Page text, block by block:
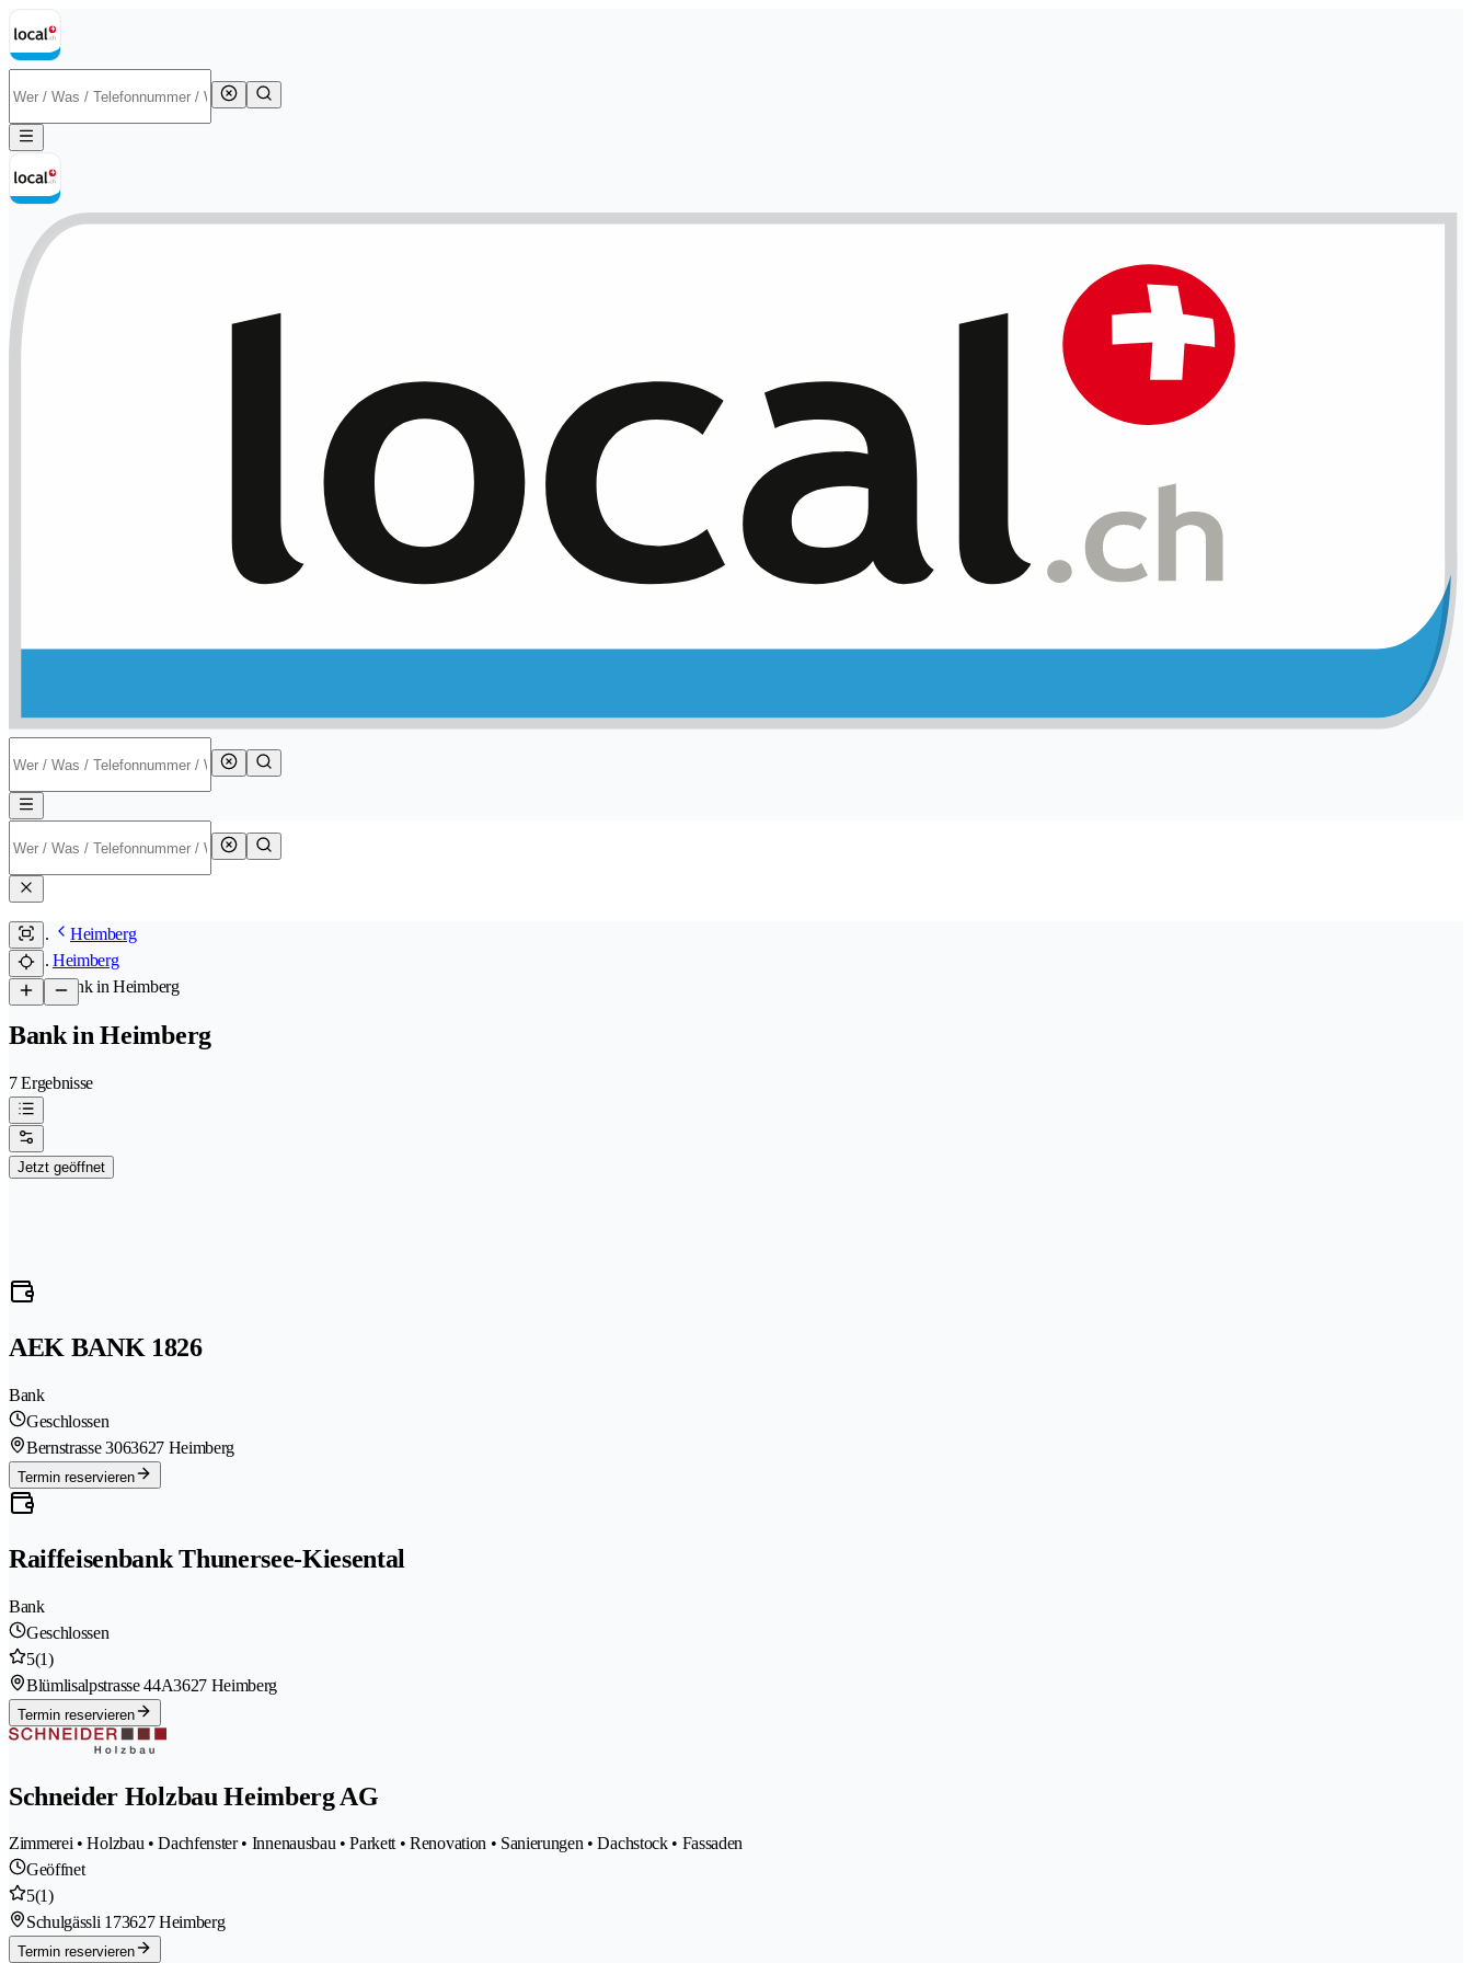
Heimberg
Heimberg
/Bank in Heimberg
Bank in Heimberg
7 Ergebnisse
Jetzt geöffnet
AEK BANK 1826
Bank
Geschlossen
Bernstrasse 3063627 Heimberg
Termin reservieren
Raiffeisenbank Thunersee-Kiesental
Bank
Geschlossen
5(1)
Blümlisalpstrasse 44A3627 Heimberg
Termin reservieren
Schneider Holzbau Heimberg AG
Zimmerei • Holzbau • Dachfenster • Innenausbau • Parkett • Renovation • Sanierungen • Dachstock • Fassaden
Geöffnet
5(1)
Schulgässli 173627 Heimberg
Termin reservieren